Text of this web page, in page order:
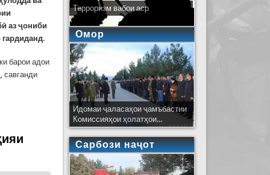
аз ҷониби
гардиданд.
барои адои
савганди
КҲФ
Терроризм вабои аср
Омор
Идомаи ҷаласаҳои ҷамъбастии
Комиссияҳои ҳолатҳои...
Сарбози наҷот